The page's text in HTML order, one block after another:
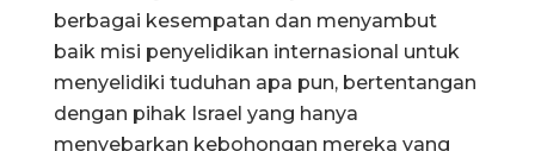
berbagai kesempatan dan menyambut
baik misi penyelidikan internasional untuk
menyelidiki tuduhan apa pun, bertentangan
dengan pihak Israel yang hanya
menyebarkan kebohongan mereka yang